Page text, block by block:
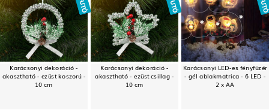
Karácsonyi dekoráció -
akasztható - ezüst koszorú -
10 cm
Karácsonyi dekoráció -
akasztható - ezüst csillag -
10 cm
Karácsonyi LED-es fényfüzér
- gél ablakmatrica - 6 LED -
2 x AA